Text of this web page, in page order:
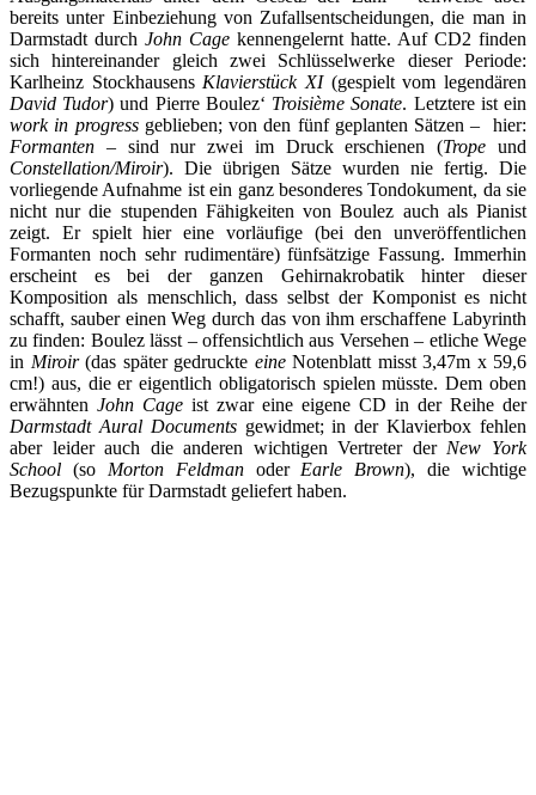
bereits unter Einbeziehung von Zufallsentscheidungen, die man in
Darmstadt durch John Cage kennengelernt hatte. Auf CD2 finden
sich hintereinander gleich zwei Schlüsselwerke dieser Periode:
Karlheinz Stockhausens Klavierstück XI (gespielt vom legendären
David Tudor) und Pierre Boulez‘ Troisième Sonate. Letztere ist ein
work in progress geblieben; von den fünf geplanten Sätzen – hier:
Formanten – sind nur zwei im Druck erschienen (Tropeund
Constellation/Miroir). Die übrigen Sätze wurden nie fertig. Die
vorliegende Aufnahme ist ein ganz besonderes Tondokument, da sie
nicht nur die stupenden Fähigkeiten von Boulez auch als Pianist
zeigt. Er spielt hier eine vorläufige (bei den unveröffentlichen
Formanten noch sehr rudimentäre) fünfsätzige Fassung. Immerhin
erscheint es bei der ganzen Gehirnakrobatik hinter dieser
Komposition als menschlich, dass selbst der Komponist es nicht
schafft, sauber einen Weg durch das von ihm erschaffene Labyrinth
zu finden: Boulez lässt – offensichtlich aus Versehen – etliche Wege
in Miroir (das später gedruckte eine Notenblatt misst 3,47m x 59,6
cm!) aus, die er eigentlich obligatorisch spielen müsste. Dem oben
erwähnten John Cage ist zwar eine eigene CD in der Reihe der
Darmstadt Aural Documentsgewidmet; in der Klavierbox fehlen
aber leider auch die anderen wichtigen Vertreter der New York
School (so Morton Feldman oder Earle Brown), die wichtige
Bezugspunkte für Darmstadt geliefert haben.